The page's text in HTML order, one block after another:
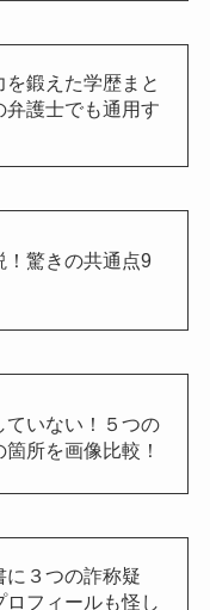
鍛えた学歴まと
弁護士でも通用す
！驚きの共通点9
ていない！５つの
所を画像比較！
に３つの詐称疑
フィールも怪し